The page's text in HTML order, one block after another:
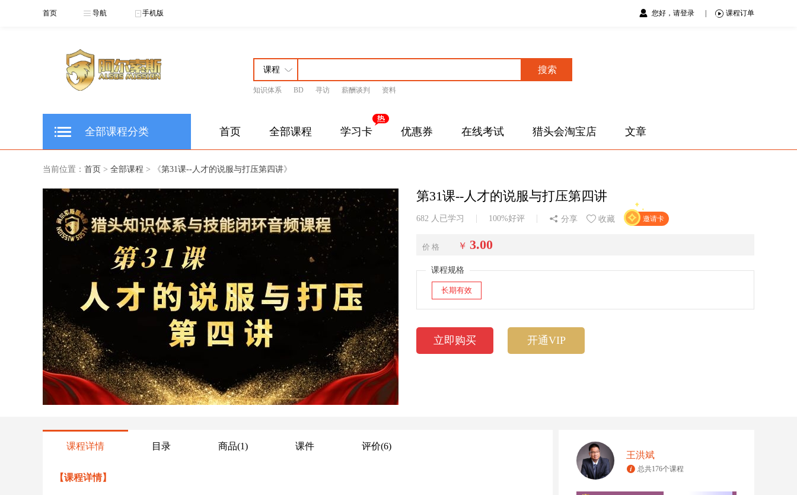
首页 导航 手机版 您好，请登录 课程订单
搜索
知识体系 BD 寻访 薪酬谈判 资料
全部课程分类 首页 全部课程 学习卡 优惠券 在线考试 猎头会淘宝店 文章
当前位置： 首页 > 全部课程 > 《第31课--人才的说服与打压第四讲》
第31课--人才的说服与打压第四讲
682 人已学习 100%好评 分享 收藏 邀请卡
价 格 ￥ 3.00
课程规格
长期有效
立即购买 开通VIP
课程详情 目录 商品(1) 课件 评价(6)
【课程详情】
王洪斌
总共176个课程